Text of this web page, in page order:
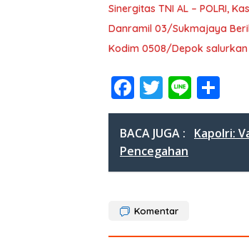
Sinergitas TNI AL – POLRI,
Danramil 03/Sukmajaya
Kodim 0508/Depok salurkan
F
ac
e
b
o
o
k
T
w
itt
er
Li
n
e
h
ar
BACA JUGA :
Kapolri:
Pencegahan
Komentar